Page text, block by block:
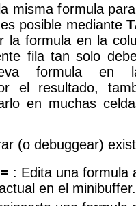
misma formula
posible mediante
la formula en la
fila tan solo
formula en
el resultado,
en muchas
(o debuggear)
: Edita una formula
en el minibuffer.